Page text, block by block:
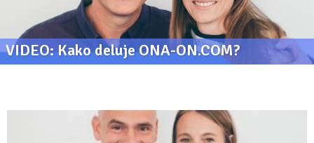
VIDEO: Kako deluje ONA-ON.COM?